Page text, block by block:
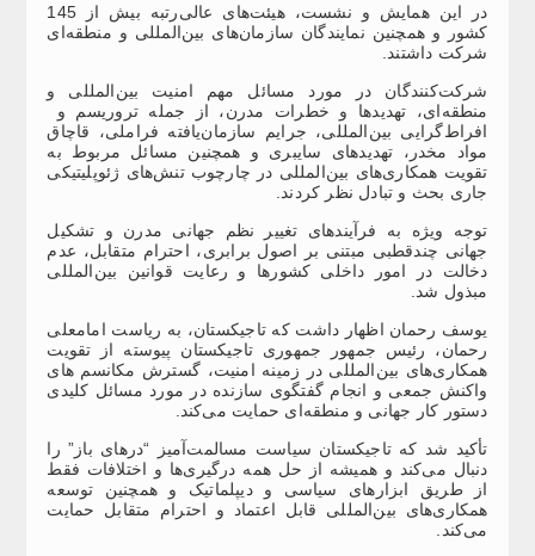
در این همایش و نشست، هیئت‌های عالی‌رتبه بیش از 145
کشور و همچنین نمایندگان سازمان‌های بین‌المللی و منطقه‌ای
شرکت داشتند.
شرکت‌کنندگان در مورد مسائل مهم امنیت بین‌المللی و
منطقه‌ای، تهدیدها و خطرات مدرن، از جمله تروریسم و ​​
افراط‌گرایی بین‌المللی، جرایم سازمان‌یافته فراملی، قاچاق
مواد مخدر، تهدیدهای سایبری و همچنین مسائل مربوط به
تقویت همکاری‌های بین‌المللی در چارچوب تنش‌های ژئوپلیتیکی
جاری بحث و تبادل نظر کردند.
توجه ویژه‌ به فرآیندهای تغییر نظم جهانی مدرن و تشکیل
جهانی چندقطبی مبتنی بر اصول برابری، احترام متقابل، عدم
دخالت در امور داخلی کشورها و رعایت قوانین بین‌المللی
مبذول شد.
یوسف رحمان اظهار داشت که تاجیکستان، به ریاست امامعلی
رحمان، رئیس جمهور جمهوری تاجیکستان پیوسته از تقویت
همکاری‌های بین‌المللی در زمینه امنیت، گسترش مکانسم های
واکنش جمعی و انجام گفتگوی سازنده در مورد مسائل کلیدی
دستور کار جهانی و منطقه‌ای حمایت می‌کند.
تأکید شد که تاجیکستان سیاست مسالمت‌آمیز “درهای باز” را
دنبال می‌کند و همیشه از حل همه درگیری‌ها و اختلافات فقط
از طریق ابزارهای سیاسی و دیپلماتیک و همچنین توسعه
همکاری‌های بین‌المللی قابل اعتماد و احترام متقابل حمایت
می‌کند.